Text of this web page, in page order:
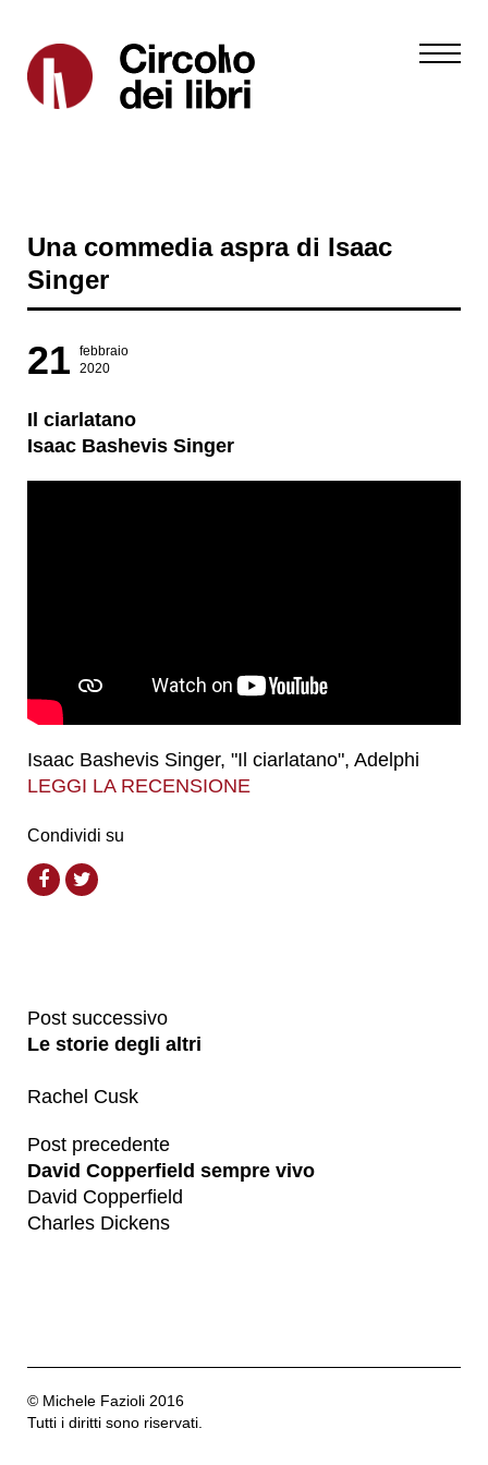
Una commedia aspra di Isaac
Singer
21
febbraio
2020
Il ciarlatano
Isaac Bashevis Singer
Isaac Bashevis Singer, "Il ciarlatano", Adelphi
LEGGI LA RECENSIONE
Condividi su
Post successivo
Le storie degli altri
Rachel Cusk
Post precedente
David Copperfield sempre vivo
David Copperfield
Charles Dickens
© Michele Fazioli 2016
Tutti i diritti sono riservati.